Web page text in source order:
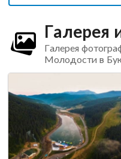
Галерея
Галерея
Молодости в